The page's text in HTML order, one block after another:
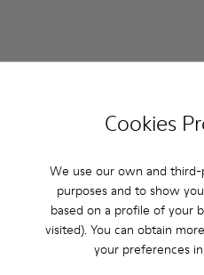
Cookies
We use our own and
purposes and to show
based on a profile of your
visited). You can obtain
your preferences
Peu - K800708-002 -
Peu - K800708-004
Peu -